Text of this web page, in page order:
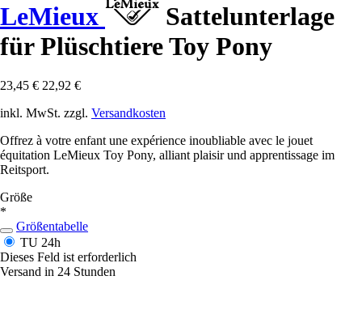
LeMieux
Sattelunterlage
für Plüschtiere Toy Pony
23,45 € 22,92 €
inkl. MwSt. zzgl. Versandkosten
Offrez à votre enfant une expérience inoubliable avec le jouet
équitation LeMieux Toy Pony, alliant plaisir und apprentissage im
Reitsport.
Größe
*
Größentabelle
TU 24h
Dieses Feld ist erforderlich
Versand in 24 Stunden